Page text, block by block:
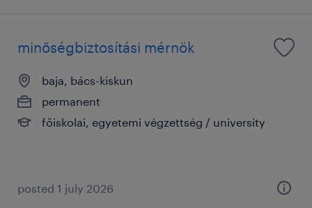
minőségbiztosítási mérnök
baja, bács-kiskun
permanent
főiskolai, egyetemi végzettség / university
posted 1 july 2026